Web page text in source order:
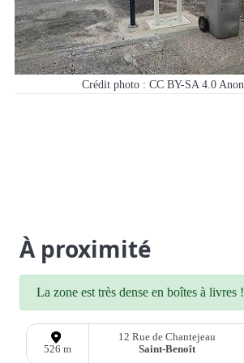
Crédit photo : CC BY-SA 4.0
À proximité
La zone est très dense en boîtes à livres
526 m
12 Rue de Chantejeau
Saint-Benoît